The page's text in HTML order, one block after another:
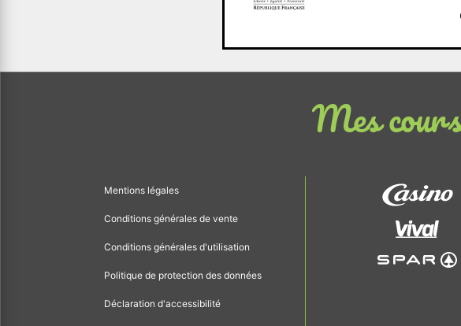
Mes
Mentions légales
Conditions générales de vente
Conditions générales d'utilisation
Politique de protection des données
Déclaration d'accessibilité